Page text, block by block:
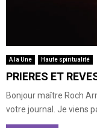
A la Une Haute spiritualité
PRIERES ET
Bonjour maître Roch
votre journal. Je viens